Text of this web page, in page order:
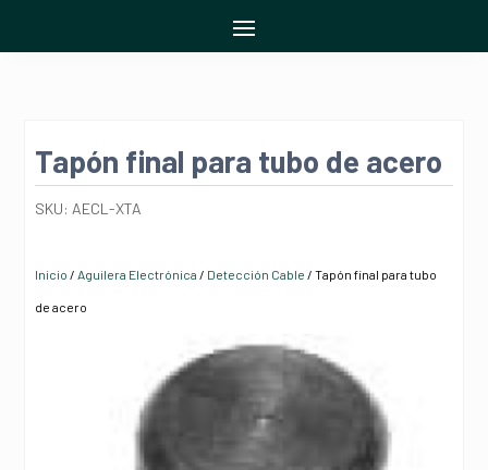
Tapón final para tubo de acero
SKU: AECL-XTA
Inicio /Aguilera Electrónica / Detección Cable / Tapón final para tubo
de acero